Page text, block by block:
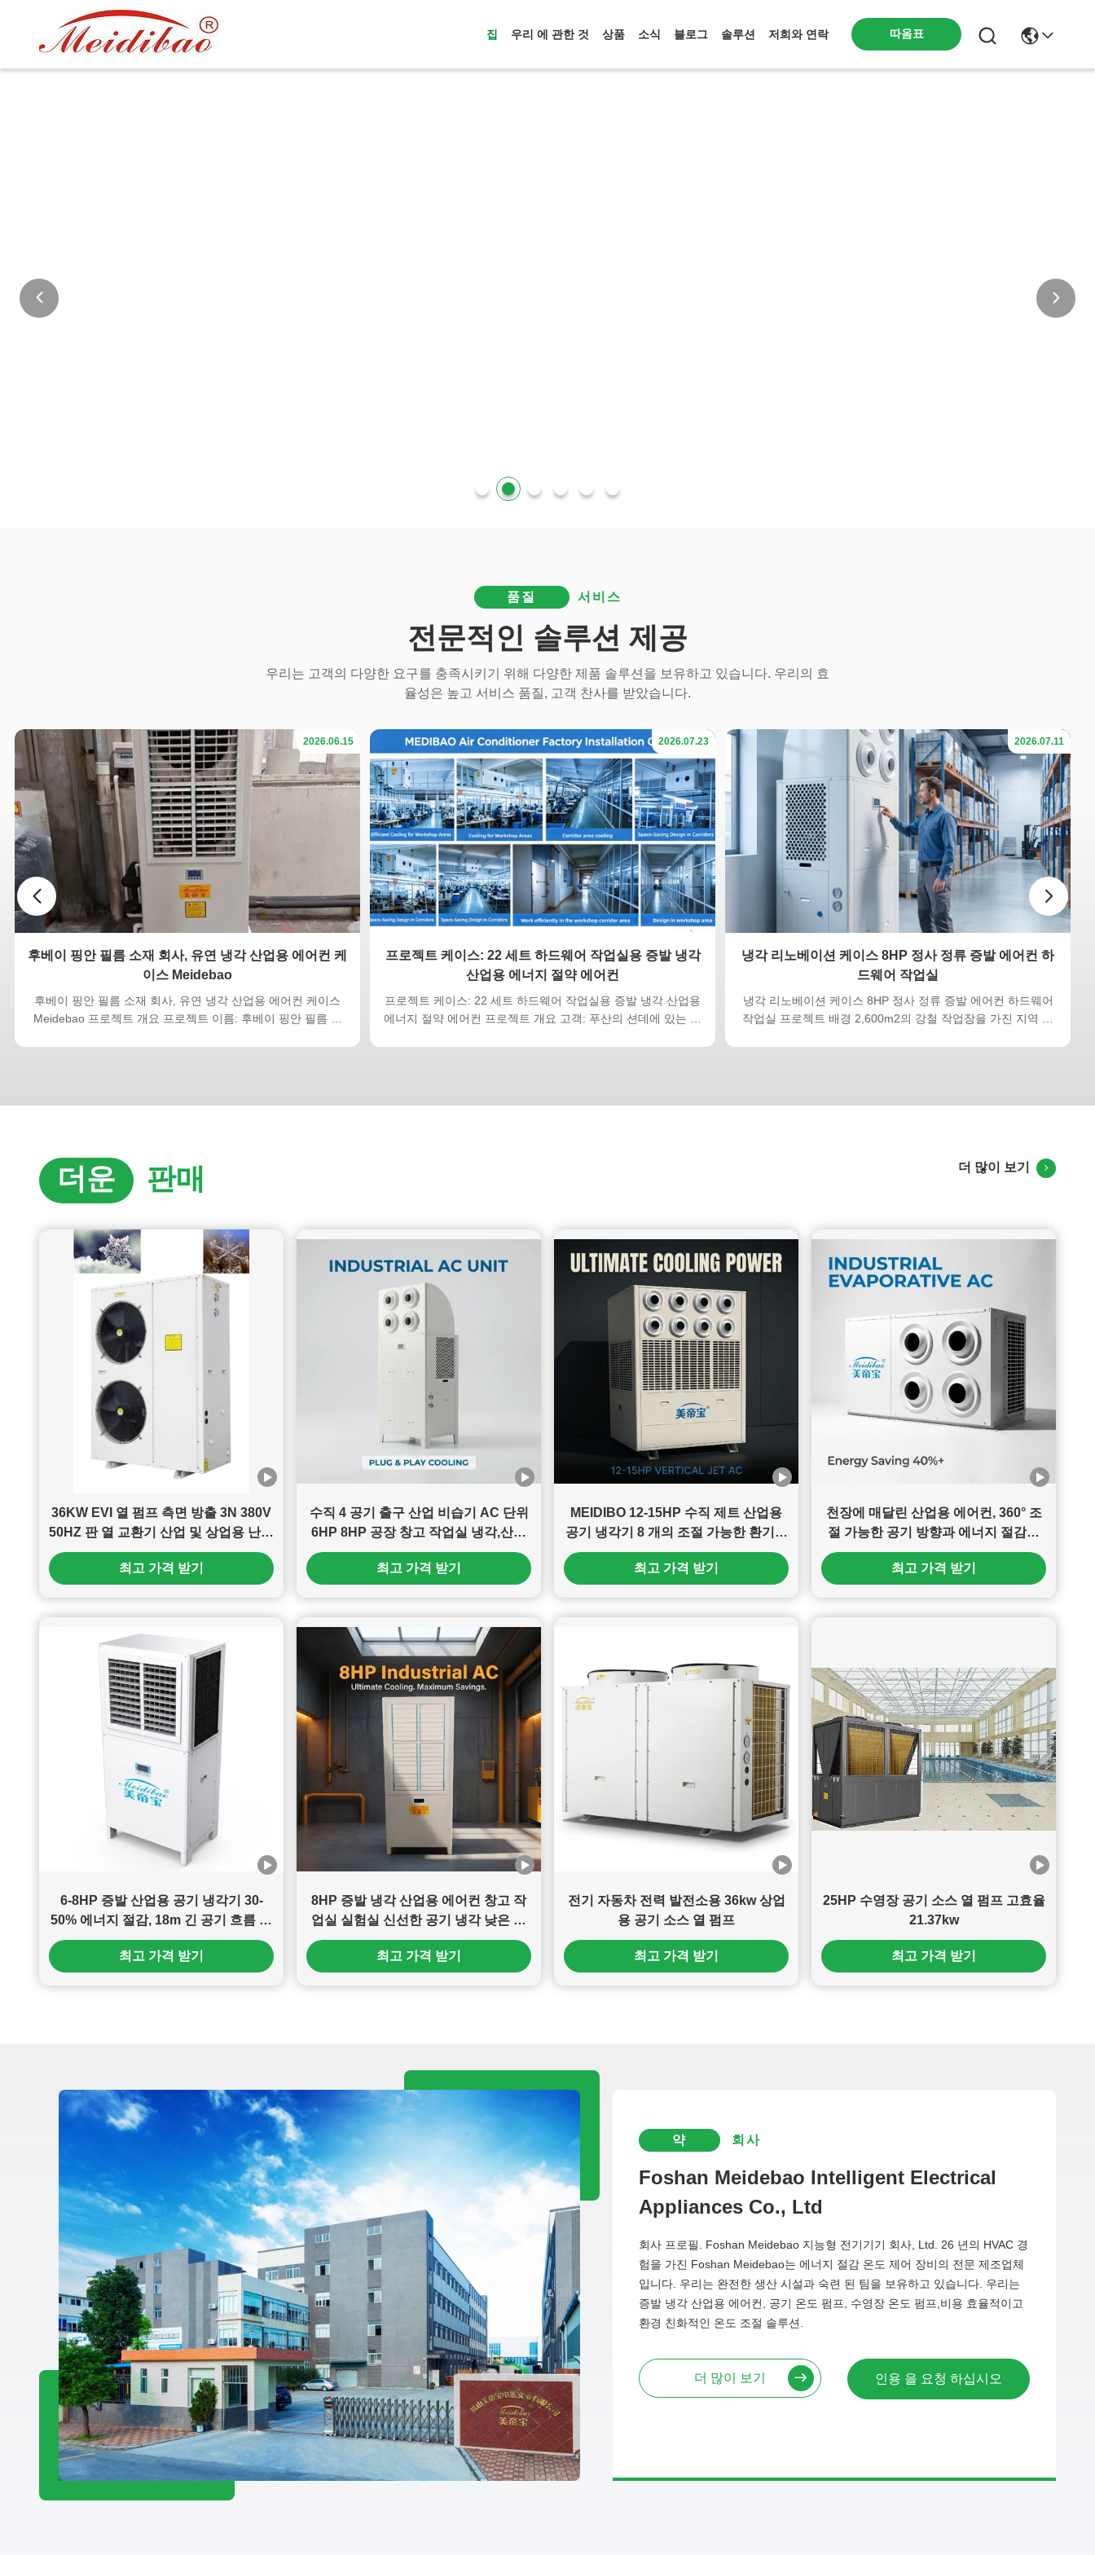
집 우리 에 관한 것 상품 소식 블로그 솔루션 저희와 연락 따옴표
품질 서비스
전문적인 솔루션 제공
우리는 고객의 다양한 요구를 충족시키기 위해 다양한 제품 솔루션을 보유하고 있습니다. 우리의 효
율성은 높고 서비스 품질, 고객 찬사를 받았습니다.
2026.06.15
후베이 핑안 필름 소재 회사, 유연 냉각 산업용 에어컨 케
이스 Meidebao
후베이 핑안 필름 소재 회사, 유연 냉각 산업용 에어컨 케이스
Meidebao 프로젝트 개요 프로젝트 이름: 후베이 핑안 필름 소
경 및 도전 과제 전문 필름 소재 제조업체로서 핑안의 생산 작업
2026.07.23
프로젝트 케이스: 22 세트 하드웨어 작업실용 증발 냉각
산업용 에너지 절약 에어컨
프로젝트 케이스: 22 세트 하드웨어 작업실용 증발 냉각 산업용
에너지 절약 에어컨 프로젝트 개요 고객: 푸산의 션데에 있는 하
은 작업자 효율 및 높은 회전; 전통적인 중앙 에어컨, 월간 전기
2026.07.11
냉각 리노베이션 케이스 8HP 정사 정류 증발 에어컨 하
드웨어 작업실
냉각 리노베이션 케이스 8HP 정사 정류 증발 에어컨 하드웨어
작업실 프로젝트 배경 2,600m2의 강철 작업장을 가진 지역 하
오가 추천 한 해결책 우리 기술팀은 작업실의 높이, 열 공급원
더운 판매 더 많이 보기
36KW EVI 열 펌프 측면 방출 3N 380V
50HZ 판 열 교환기 산업 및 상업용 난방
에 적합,열 펌프 워터 히터
최고 가격 받기
수직 4 공기 출구 산업 비습기 AC 단위
6HP 8HP 공장 창고 작업실 냉각,산업
에어컨
최고 가격 받기
MEIDIBO 12-15HP 수직 제트 산업용
공기 냉각기 8 개의 조절 가능한 환기와
40% 에너지 절감
최고 가격 받기
천장에 매달린 산업용 에어컨, 360° 조
절 가능한 공기 방향과 에너지 절감을
위한 하이브리드 증발 응 condense 기
술
최고 가격 받기
6-8HP 증발 산업용 공기 냉각기 30-
50% 에너지 절감, 18m 긴 공기 흐름 및
공장 및 창고에 대한 설치 번거로움
최고 가격 받기
8HP 증발 냉각 산업용 에어컨 창고 작
업실 실험실 신선한 공기 냉각 낮은 유
지 보수
최고 가격 받기
전기 자동차 전력 발전소용 36kw 상업
용 공기 소스 열 펌프
최고 가격 받기
25HP 수영장 공기 소스 열 펌프 고효율
21.37kw
최고 가격 받기
약 회사
Foshan Meidebao Intelligent Electrical
Appliances Co., Ltd
회사 프로필. Foshan Meidebao 지능형 전기기기 회사, Ltd. 26 년의 HVAC 경
험을 가진 Foshan Meidebao는 에너지 절감 온도 제어 장비의 전문 제조업체
입니다. 우리는 완전한 생산 시설과 숙련 된 팀을 보유하고 있습니다. 우리는
증발 냉각 산업용 에어컨, 공기 온도 펌프, 수영장 온도 펌프,비용 효율적이고
환경 친화적인 온도 조절 솔루션.
더 많이 보기 인용 을 요청 하십시오